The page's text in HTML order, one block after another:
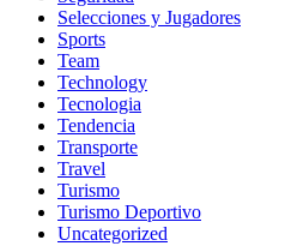
Selecciones y Jugadores
Sports
Team
Technology
Tecnologia
Tendencia
Transporte
Travel
Turismo
Turismo Deportivo
Uncategorized